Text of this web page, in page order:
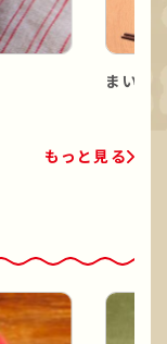
まいた
もっと見る